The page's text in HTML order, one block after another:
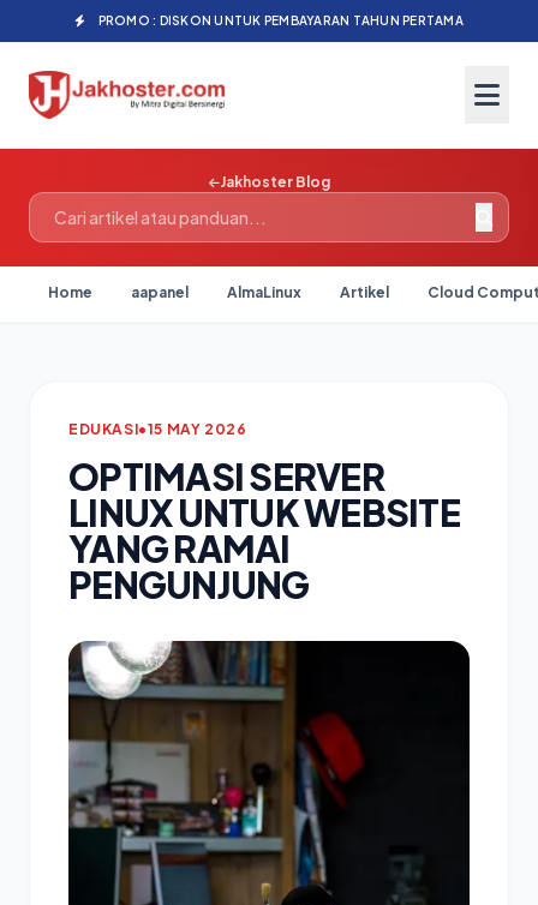
PROMO : DISKON UNTUK PEMBAYARAN TAHUN PERTAMA
Jakhoster Blog
Home aapanel AlmaLinux Artikel Cloud
EDUKASI•15 MAY 2026
OPTIMASI SERVER
LINUX UNTUK WEBSITE
YANG RAMAI
PENGUNJUNG